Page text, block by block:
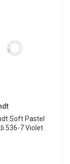
Soft Pastel
536-7 Violet